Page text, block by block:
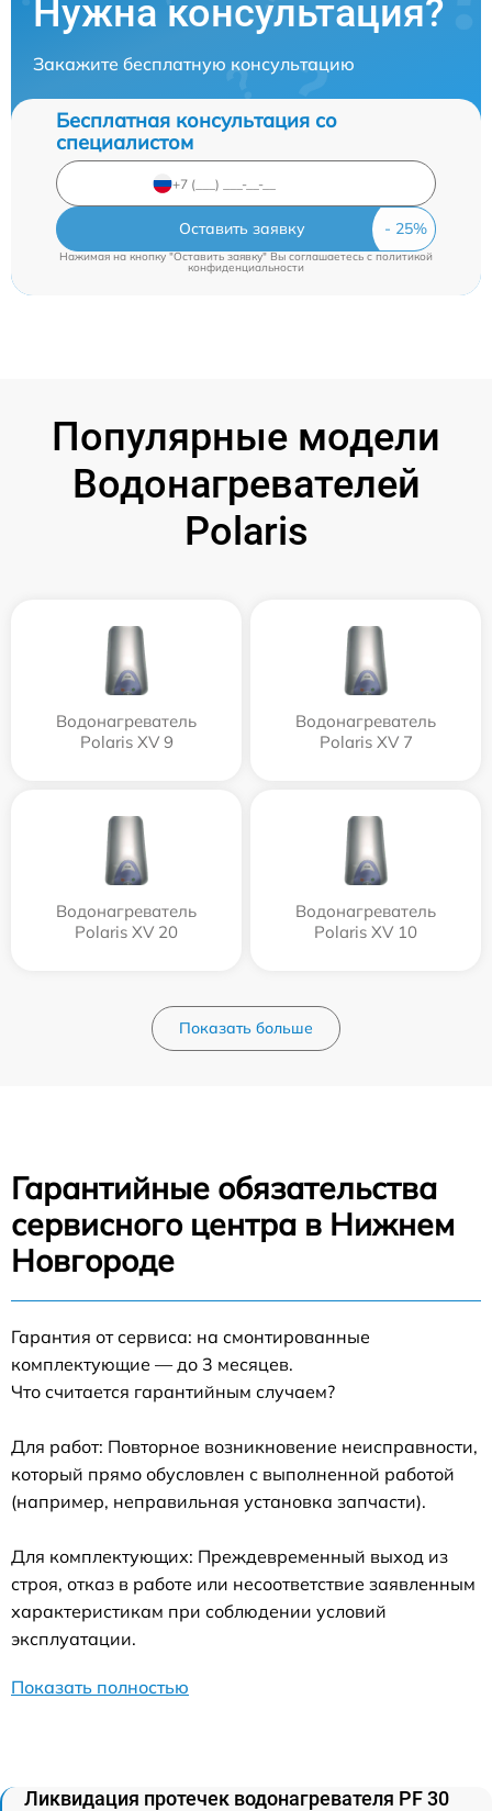
Нужна консультация?
Закажите бесплатную консультацию
Бесплатная консультация со
специалистом
Оставить заявку
Нажимая на кнопку "Оставить заявку" Вы соглашаетесь cполитикой
конфиденциальности
Популярные модели
Водонагревателей
Polaris
Водонагреватель
Polaris XV 9
Водонагреватель
Polaris XV 7
Водонагреватель
Polaris XV 20
Водонагреватель
Polaris XV 10
Показать больше
Гарантийные обязательства
сервисного центра в Нижнем
Новгороде
Гарантия от сервиса: на смонтированные
комплектующие — до 3 месяцев.
Что считается гарантийным случаем?
Для работ: Повторное возникновение неисправности,
который прямо обусловлен с выполненной работой
(например, неправильная установка запчасти).
Для комплектующих: Преждевременный выход из
строя, отказ в работе или несоответствие заявленным
характеристикам при соблюдении условий
эксплуатации.
Показать полностью
Ликвидация протечек водонагревателя PF 30